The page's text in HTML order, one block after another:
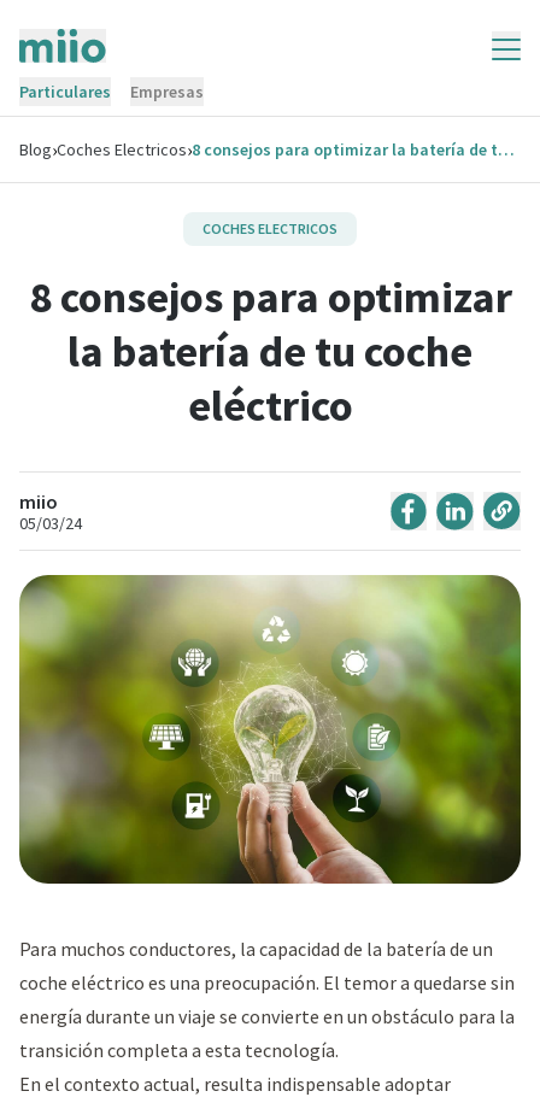
Particulares Empresas
Blog›Coches Electricos› 8 consejos para optimizar la batería de tu coche eléctrico
COCHES ELECTRICOS
8 consejos para optimizar
la batería de tu coche
eléctrico
miio
05/03/24
Para muchos conductores, la capacidad de la batería de un
coche eléctrico es una preocupación. El temor a quedarse sin
energía durante un viaje se convierte en un obstáculo para la
transición completa a esta tecnología.
En el contexto actual, resulta indispensable adoptar